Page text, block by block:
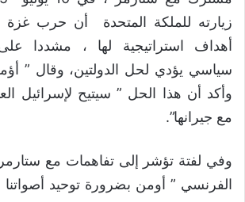
زيارته للملكة المتحدة أن حرب غزة
أهداف استراتيجية لها ، مشددا
سياسي يؤدي لحل الدولتين، وقال ”
وأكد أن هذا الحل ” سيتيح لإسرائيل
مع جيرانها”.
وفي لفتة تؤشر إلى تفاهمات مع
الفرنسي ” أومن بضرورة توحيد